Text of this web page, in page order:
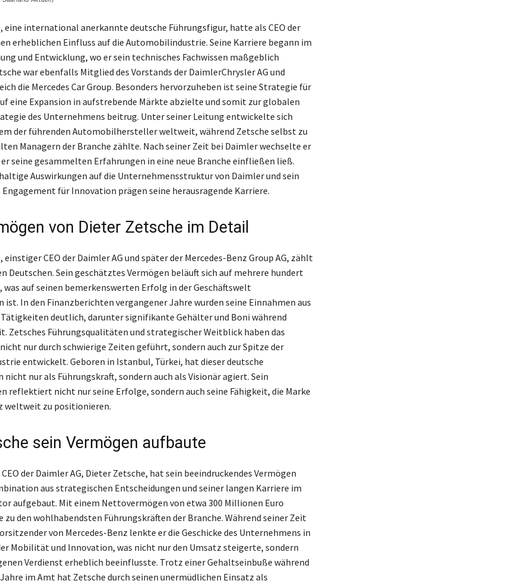
eine international anerkannte deutsche Führungsfigur, hatte als CEO der
erheblichen Einfluss auf die Automobilindustrie. Seine Karriere begann im
und Entwicklung, wo er sein technisches Fachwissen maßgeblich
war ebenfalls Mitglied des Vorstands der DaimlerChrysler AG und
die Mercedes Car Group. Besonders hervorzuheben ist seine Strategie für
eine Expansion in aufstrebende Märkte abzielte und somit zur globalen
des Unternehmens beitrug. Unter seiner Leitung entwickelte sich
der führenden Automobilhersteller weltweit, während Zetsche selbst zu
Managern der Branche zählte. Nach seiner Zeit bei Daimler wechselte er
er seine gesammelten Erfahrungen in eine neue Branche einfließen ließ.
Auswirkungen auf die Unternehmensstruktur von Daimler und sein
für Innovation prägen seine herausragende Karriere.
von Dieter Zetsche im Detail
einstiger CEO der Daimler AG und später der Mercedes-Benz Group AG, zählt
Deutschen. Sein geschätztes Vermögen beläuft sich auf mehrere hundert
was auf seinen bemerkenswerten Erfolg in der Geschäftswelt
ist. In den Finanzberichten vergangener Jahre wurden seine Einnahmen aus
deutlich, darunter signifikante Gehälter und Boni während
Zetsches Führungsqualitäten und strategischer Weitblick haben das
nur durch schwierige Zeiten geführt, sondern auch zur Spitze der
entwickelt. Geboren in Istanbul, Türkei, hat dieser deutsche
nicht nur als Führungskraft, sondern auch als Visionär agiert. Sein
reflektiert nicht nur seine Erfolge, sondern auch seine Fähigkeit, die Marke
weltweit zu positionieren.
sein Vermögen aufbaute
der Daimler AG, Dieter Zetsche, hat sein beeindruckendes Vermögen
aus strategischen Entscheidungen und seiner langen Karriere im
aufgebaut. Mit einem Nettovermögen von etwa 300 Millionen Euro
zu den wohlhabendsten Führungskräften der Branche. Während seiner Zeit
von Mercedes-Benz lenkte er die Geschicke des Unternehmens in
Mobilität und Innovation, was nicht nur den Umsatz steigerte, sondern
Verdienst erheblich beeinflusste. Trotz einer Gehaltseinbuße während
im Amt hat Zetsche durch seinen unermüdlichen Einsatz als